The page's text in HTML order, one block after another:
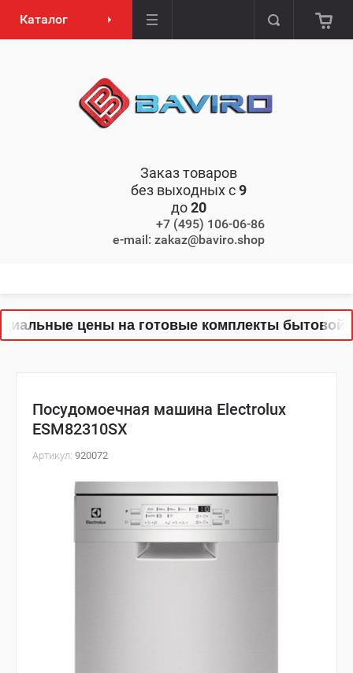
Каталог
Заказ товаров
без выходных с9
до20
+7 (495) 106-06-86
e-mail: zakaz@baviro.shop
цены на готовые комплекты бытовой
Посудомоечная машина Electrolux
ESM82310SX
Артикул: 920072